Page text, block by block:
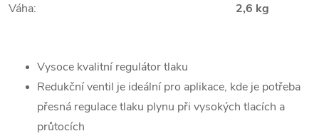
Váha:
2,6 kg
Vysoce kvalitní regulátor tlaku
Redukční ventil je ideální pro aplikace, kde je potřeba
přesná regulace tlaku plynu při vysokých tlacích a
průtocích